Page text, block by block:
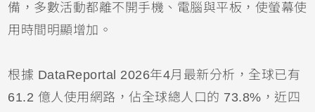
備，多數活動都離不開手機、電腦與平板，使螢幕使
用時間明顯增加。
根據 DataReportal 2026年4月最新分析，全球已有
61.2 億人使用網路，佔全球總人口的 73.8%，近四